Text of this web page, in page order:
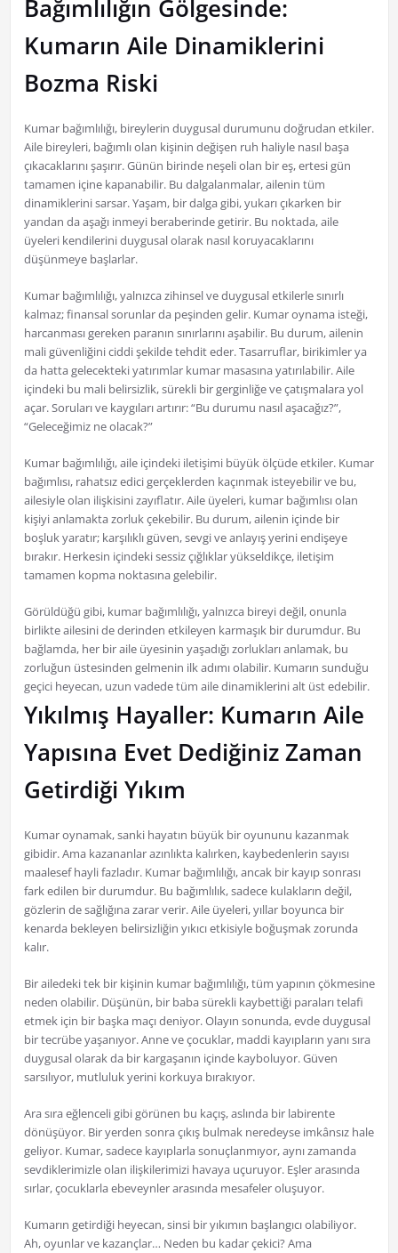
Bağımlılığın Gölgesinde:
Kumarın Aile Dinamiklerini
Bozma Riski
Kumar bağımlılığı, bireylerin duygusal durumunu doğrudan etkiler.
Aile bireyleri, bağımlı olan kişinin değişen ruh haliyle nasıl başa
çıkacaklarını şaşırır. Günün birinde neşeli olan bir eş, ertesi gün
tamamen içine kapanabilir. Bu dalgalanmalar, ailenin tüm
dinamiklerini sarsar. Yaşam, bir dalga gibi, yukarı çıkarken bir
yandan da aşağı inmeyi beraberinde getirir. Bu noktada, aile
üyeleri kendilerini duygusal olarak nasıl koruyacaklarını
düşünmeye başlarlar.
Kumar bağımlılığı, yalnızca zihinsel ve duygusal etkilerle sınırlı
kalmaz; finansal sorunlar da peşinden gelir. Kumar oynama isteği,
harcanması gereken paranın sınırlarını aşabilir. Bu durum, ailenin
mali güvenliğini ciddi şekilde tehdit eder. Tasarruflar, birikimler ya
da hatta gelecekteki yatırımlar kumar masasına yatırılabilir. Aile
içindeki bu mali belirsizlik, sürekli bir gerginliğe ve çatışmalara yol
açar. Soruları ve kaygıları artırır: “Bu durumu nasıl aşacağız?”,
“Geleceğimiz ne olacak?”
Kumar bağımlılığı, aile içindeki iletişimi büyük ölçüde etkiler. Kumar
bağımlısı, rahatsız edici gerçeklerden kaçınmak isteyebilir ve bu,
ailesiyle olan ilişkisini zayıflatır. Aile üyeleri, kumar bağımlısı olan
kişiyi anlamakta zorluk çekebilir. Bu durum, ailenin içinde bir
boşluk yaratır; karşılıklı güven, sevgi ve anlayış yerini endişeye
bırakır. Herkesin içindeki sessiz çığlıklar yükseldikçe, iletişim
tamamen kopma noktasına gelebilir.
Görüldüğü gibi, kumar bağımlılığı, yalnızca bireyi değil, onunla
birlikte ailesini de derinden etkileyen karmaşık bir durumdur. Bu
bağlamda, her bir aile üyesinin yaşadığı zorlukları anlamak, bu
zorluğun üstesinden gelmenin ilk adımı olabilir. Kumarın sunduğu
geçici heyecan, uzun vadede tüm aile dinamiklerini alt üst edebilir.
Yıkılmış Hayaller: Kumarın Aile
Yapısına Evet Dediğiniz Zaman
Getirdiği Yıkım
Kumar oynamak, sanki hayatın büyük bir oyununu kazanmak
gibidir. Ama kazananlar azınlıkta kalırken, kaybedenlerin sayısı
maalesef hayli fazladır. Kumar bağımlılığı, ancak bir kayıp sonrası
fark edilen bir durumdur. Bu bağımlılık, sadece kulakların değil,
gözlerin de sağlığına zarar verir. Aile üyeleri, yıllar boyunca bir
kenarda bekleyen belirsizliğin yıkıcı etkisiyle boğuşmak zorunda
kalır.
Bir ailedeki tek bir kişinin kumar bağımlılığı, tüm yapının çökmesine
neden olabilir. Düşünün, bir baba sürekli kaybettiği paraları telafi
etmek için bir başka maçı deniyor. Olayın sonunda, evde duygusal
bir tecrübe yaşanıyor. Anne ve çocuklar, maddi kayıpların yanı sıra
duygusal olarak da bir kargaşanın içinde kayboluyor. Güven
sarsılıyor, mutluluk yerini korkuya bırakıyor.
Ara sıra eğlenceli gibi görünen bu kaçış, aslında bir labirente
dönüşüyor. Bir yerden sonra çıkış bulmak neredeyse imkânsız hale
geliyor. Kumar, sadece kayıplarla sonuçlanmıyor, aynı zamanda
sevdiklerimizle olan ilişkilerimizi havaya uçuruyor. Eşler arasında
sırlar, çocuklarla ebeveynler arasında mesafeler oluşuyor.
Kumarın getirdiği heyecan, sinsi bir yıkımın başlangıcı olabiliyor.
Ah, oyunlar ve kazançlar… Neden bu kadar çekici? Ama